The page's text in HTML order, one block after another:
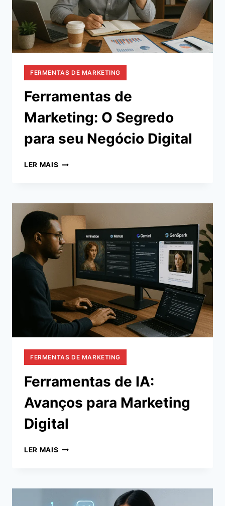
FERMENTAS DE MARKETING
Ferramentas de
Marketing: O Segredo
para seu Negócio Digital
LER MAIS FERRAMENTAS
SEGREDO
PARA
SEU
NEGÓCIO
DIGITAL
FERMENTAS DE MARKETING
Ferramentas de IA:
Avanços para Marketing
Digital
LER MAIS FERRAMENTAS
PARA
MARKETING